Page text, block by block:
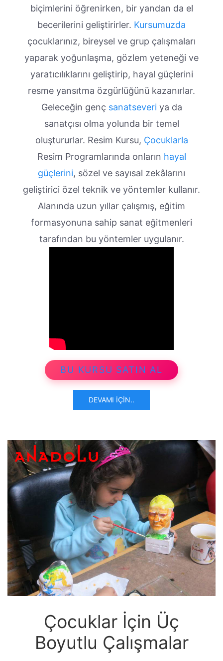
biçimlerini öğrenirken, bir yandan da el
becerilerini geliştirirler. Kursumuzda
çocuklarınız, bireysel ve grup çalışmaları
yaparak yoğunlaşma, gözlem yeteneği ve
yaratıcılıklarını geliştirip, hayal güçlerini
resme yansıtma özgürlüğünü kazanırlar.
Geleceğin genç sanatseveriya da
sanatçısı olma yolunda bir temel
oluştururlar. Resim Kursu, Çocuklarla
Resim Programlarında onların hayal
güçlerini, sözel ve sayısal zekâlarını
geliştirici özel teknik ve yöntemler kullanır.
Alanında uzun yıllar çalışmış, eğitim
formasyonuna sahip sanat eğitmenleri
tarafından bu yöntemler uygulanır.
BU KURSU SATIN AL
DEVAMI İÇIN..
Çocuklar İçin Üç
Boyutlu Çalışmalar